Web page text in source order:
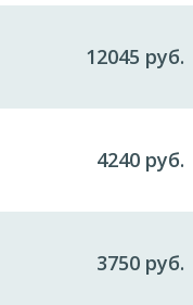
12045 руб.
4240 руб.
3750 руб.